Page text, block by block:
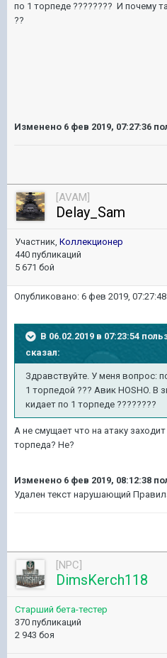
по 1 торпеде ???????? И почему
??
Изменено 6 фев 2019, 07:27:36
[AVAM]
Delay_Sam
Участник, Коллекционер
440 публикаций
5 671 бой
Опубликовано: 6 фев 2019, 07:27:48
В 06.02.2019 в 07:23:54
сказал:
Здравствуйте. У меня вопрос:
1 торпедой ??? Авик HOSHO. В
кидает по 1 торпеде ????????
А не смущает что на атаку
торпеда? Не?
Изменено 6 фев 2019, 08:12:38
Удален текст нарушающий
[NPC]
DimsKerch118
Старший бета-тестер
370 публикаций
2 943 боя